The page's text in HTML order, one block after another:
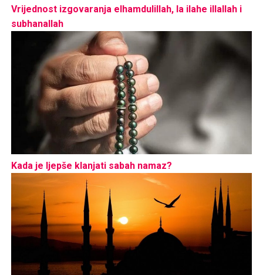
Vrijednost izgovaranja elhamdulillah, la ilahe illallah i
subhanallah
Kada je ljepše klanjati sabah namaz?